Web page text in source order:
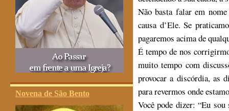
Novena de São Bento
Não basta falar em
causa d’Ele. Se
pagaremos acima de
É tempo de nos
muito tempo com
provocar a discórdia, as
para revermos onde
Você pode dizer: “Eu